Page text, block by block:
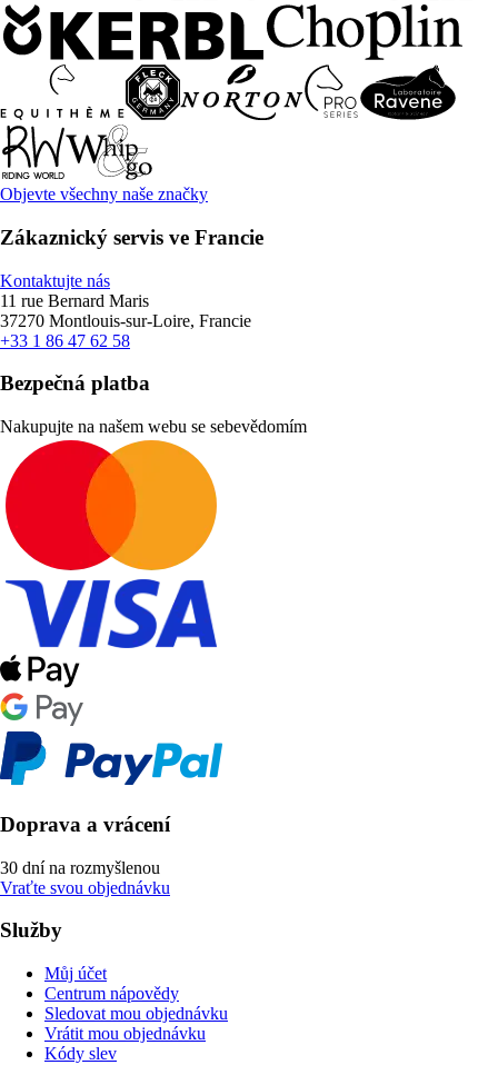
Objevte všechny naše značky
Zákaznický servis ve Francie
Kontaktujte nás
11 rue Bernard Maris
37270 Montlouis-sur-Loire, Francie
+33 1 86 47 62 58
Bezpečná platba
Nakupujte na našem webu se sebevědomím
Doprava a vrácení
30 dní na rozmyšlenou
Vraťte svou objednávku
Služby
Můj účet
Centrum nápovědy
Sledovat mou objednávku
Vrátit mou objednávku
Kódy slev